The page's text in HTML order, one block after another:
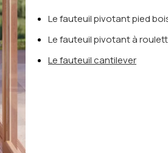
Le fauteuil pivotant pied
Le fauteuil pivotant à
Le fauteuil cantilever